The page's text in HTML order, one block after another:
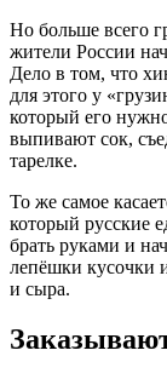
Но больше всего
жители России
Дело в том, что
для этого у
который его
выпивают сок,
тарелке.
То же самое
который русские
брать руками и
лепёшки кусочки
и сыра.